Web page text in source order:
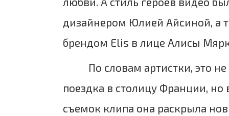
дизайнером Юлией Айсиной, а
брендом Elis в лице Алисы
По словам артистки, это
поездка в столицу Франции, но
съемок клипа она раскрыла